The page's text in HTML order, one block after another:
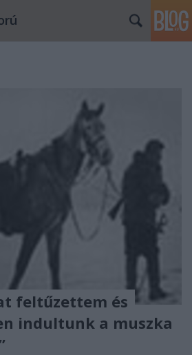
feltűzettem és
indultunk a muszka